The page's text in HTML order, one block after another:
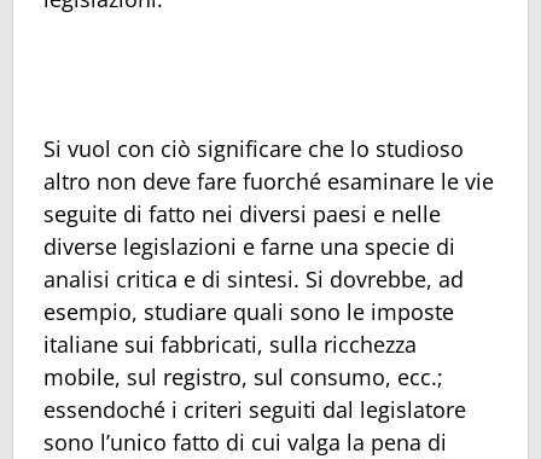
Si vuol con ciò significare che lo studioso
altro non deve fare fuorché esaminare le vie
seguite di fatto nei diversi paesi e nelle
diverse legislazioni e farne una specie di
analisi critica e di sintesi. Si dovrebbe, ad
esempio, studiare quali sono le imposte
italiane sui fabbricati, sulla ricchezza
mobile, sul registro, sul consumo, ecc.;
essendoché i criteri seguiti dal legislatore
sono l’unico fatto di cui valga la pena di